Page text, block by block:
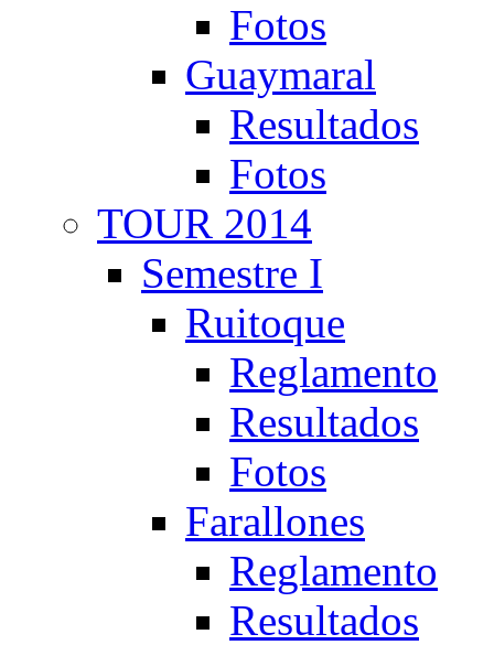
Fotos
Guaymaral
Resultados
Fotos
TOUR 2014
Semestre I
Ruitoque
Reglamento
Resultados
Fotos
Farallones
Reglamento
Resultados